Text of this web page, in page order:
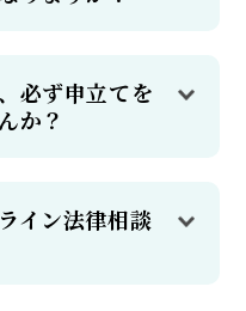
必ず申立てを
か？
イン法律相談